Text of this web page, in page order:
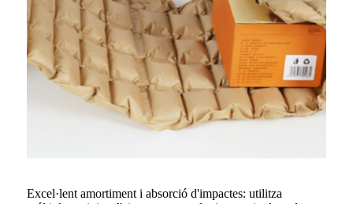
Excel·lent amortiment i absorció d'impactes: utilitza